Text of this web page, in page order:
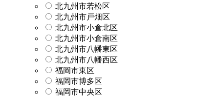
北九州市若松区
北九州市戸畑区
北九州市小倉北区
北九州市小倉南区
北九州市八幡東区
北九州市八幡西区
福岡市東区
福岡市博多区
福岡市中央区